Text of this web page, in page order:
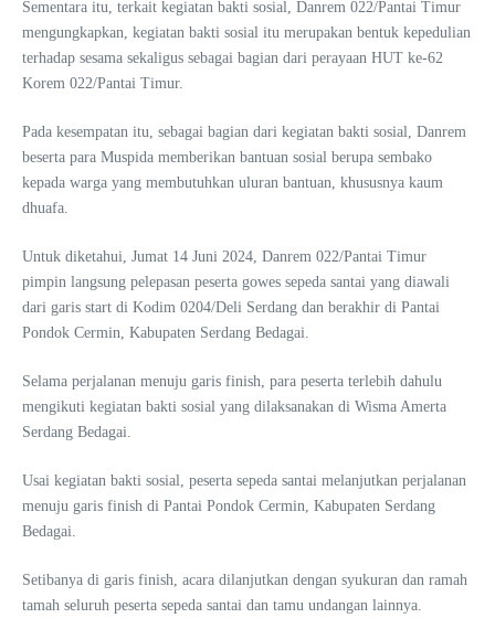
Sementara itu, terkait kegiatan bakti sosial, Danrem 022/Pantai Timur
mengungkapkan, kegiatan bakti sosial itu merupakan bentuk kepedulian
terhadap sesama sekaligus sebagai bagian dari perayaan HUT ke-62
Korem 022/Pantai Timur.
Pada kesempatan itu, sebagai bagian dari kegiatan bakti sosial, Danrem
beserta para Muspida memberikan bantuan sosial berupa sembako
kepada warga yang membutuhkan uluran bantuan, khususnya kaum
dhuafa.
Untuk diketahui, Jumat 14 Juni 2024, Danrem 022/Pantai Timur
pimpin langsung pelepasan peserta gowes sepeda santai yang diawali
dari garis start di Kodim 0204/Deli Serdang dan berakhir di Pantai
Pondok Cermin, Kabupaten Serdang Bedagai.
Selama perjalanan menuju garis finish, para peserta terlebih dahulu
mengikuti kegiatan bakti sosial yang dilaksanakan di Wisma Amerta
Serdang Bedagai.
Usai kegiatan bakti sosial, peserta sepeda santai melanjutkan perjalanan
menuju garis finish di Pantai Pondok Cermin, Kabupaten Serdang
Bedagai.
Setibanya di garis finish, acara dilanjutkan dengan syukuran dan ramah
tamah seluruh peserta sepeda santai dan tamu undangan lainnya.